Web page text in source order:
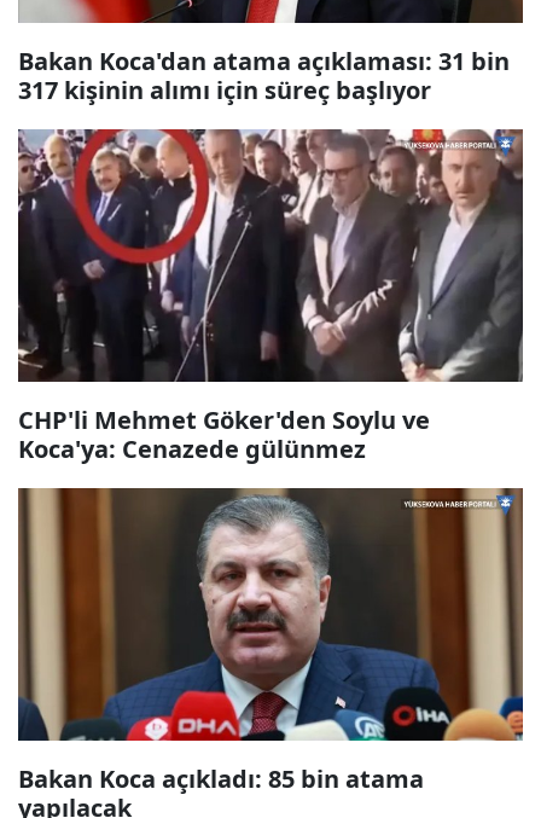
Bakan Koca'dan atama açıklaması: 31 bin
317 kişinin alımı için süreç başlıyor
CHP'li Mehmet Göker'den Soylu ve
Koca'ya: Cenazede gülünmez
Bakan Koca açıkladı: 85 bin atama
yapılacak